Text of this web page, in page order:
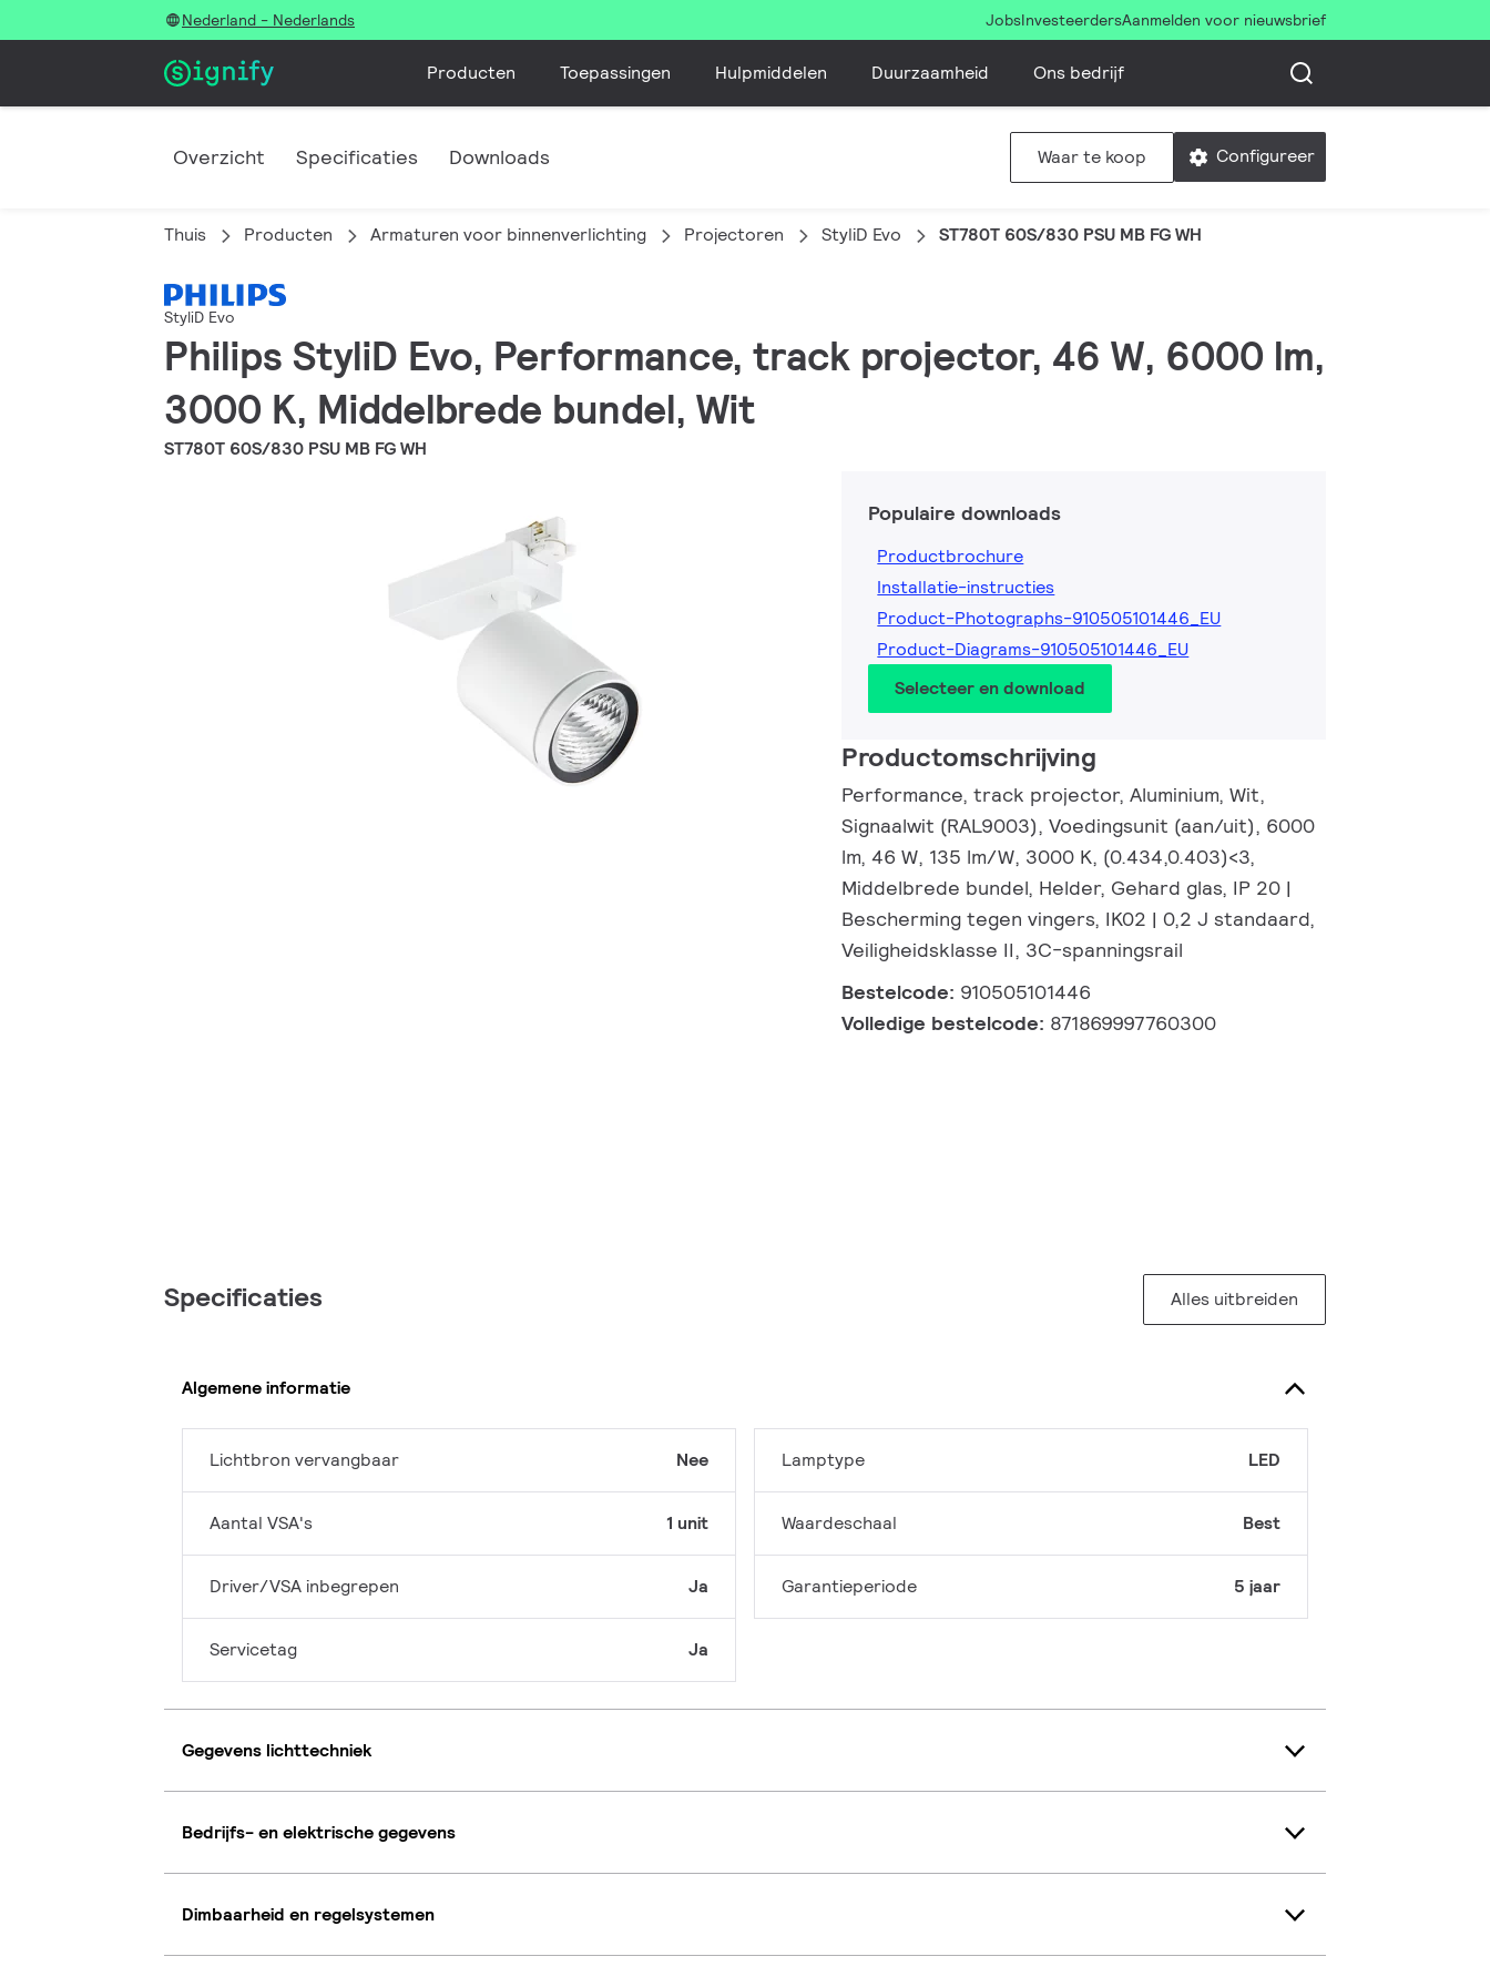
Nederland - Nederlands JobsInvesteerdersAanmelden voor nieuwsbrief
Producten Toepassingen Hulpmiddelen Duurzaamheid Ons bedrijf
Overzicht Specificaties Downloads Waar te koop Configureer
Thuis Producten Armaturen voor binnenverlichting Projectoren StyliD Evo ST780T 60S/830 PSU MB FG WH
StyliD Evo
Philips StyliD Evo, Performance, track projector, 46 W, 6000 lm,
3000 K, Middelbrede bundel, Wit
ST780T 60S/830 PSU MB FG WH
Populaire downloads
Productbrochure
Installatie-instructies
Product-Photographs-910505101446_EU
Product-Diagrams-910505101446_EU
Selecteer en download
Productomschrijving
Performance, track projector, Aluminium, Wit,
Signaalwit (RAL9003), Voedingsunit (aan/uit), 6000
lm, 46 W, 135 lm/W, 3000 K, (0.434,0.403)<3,
Middelbrede bundel, Helder, Gehard glas, IP 20 |
Bescherming tegen vingers, IK02 | 0,2 J standaard,
Veiligheidsklasse II, 3C-spanningsrail
Bestelcode: 910505101446
Volledige bestelcode: 871869997760300
Specificaties Alles uitbreiden
Algemene informatie
Lichtbron vervangbaar Nee
Aantal VSA's 1 unit
Driver/VSA inbegrepen Ja
Servicetag Ja
Lamptype LED
Waardeschaal Best
Garantieperiode 5 jaar
Gegevens lichttechniek
Bedrijfs- en elektrische gegevens
Dimbaarheid en regelsystemen